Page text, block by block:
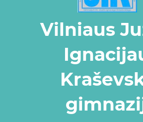
Vilniaus